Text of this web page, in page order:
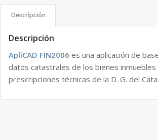
Descripción
Descripción
ApliCAD FIN2006 es una aplicación de
datos catastrales de los bienes
prescripciones técnicas de la D. G. del